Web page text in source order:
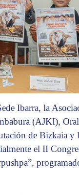
Ibarra, la
(AJKI),
de Bizkaia y
el II